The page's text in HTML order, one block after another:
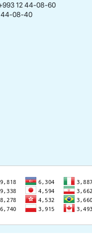
12 44-08-60
44-08-40